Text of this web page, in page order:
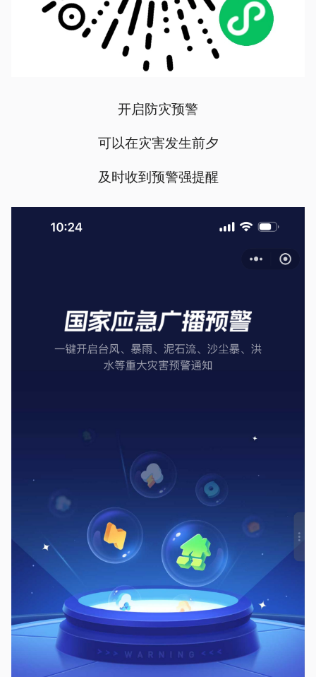
开启防灾预警
可以在灾害发生前夕
及时收到预警强提醒